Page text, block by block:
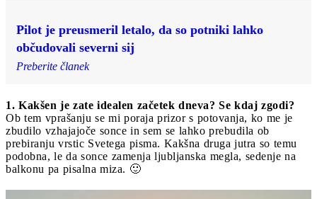
Pilot je preusmeril letalo, da so potniki lahko
občudovali severni sij
Preberite članek
1. Kakšen je zate idealen začetek dneva? Se kdaj zgodi?
Ob tem vprašanju se mi poraja prizor s potovanja, ko me je
zbudilo vzhajajoče sonce in sem se lahko prebudila ob
prebiranju vrstic Svetega pisma. Kakšna druga jutra so temu
podobna, le da sonce zamenja ljubljanska megla, sedenje na
balkonu pa pisalna miza. 🙂